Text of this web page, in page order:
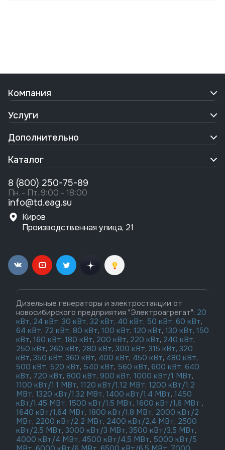
Компания
Услуги
Дополнительно
Каталог
8 (800) 250-75-89
Пн. - Пт. 9:00 - 18:00
info@td.eag.su
Киров
Производственная улица, 21
Дизельные генераторы и электростанции от
новосибирского предприятия "Электроагрегат": 20
кВт, 24 кВт, 30 кВт, 32 кВт, 40 кВт, 50 кВт, 60 кВт,
64 кВт, 72 кВт, 80 кВт, 100 кВт, 120 кВт, 130 кВт, 150
кВт, 160 кВт, 180 кВт, 200 кВт, 220 кВт, 240 кВт,
250 кВт, 260 кВт, 280 кВт, 300 кВт, 315 кВт, 320
кВт, 350 кВт, 360 кВт, 400 кВт, 450 кВт, 480 кВт,
500 кВт, 520 кВт, 540 кВт, 560 кВт, 600 кВт, 640
кВт, 720 кВт, 800 кВт, 900 кВт, 1000 кВт/1 МВт,
1100 кВт/1,1 МВт, 1120 кВт/1,12 МВт, 1200 кВт/1,2
МВт, 1320 кВт/1,32 МВт, 1400 кВт/1,4 МВт, 1450
кВт/1,45 МВт, 1500 кВт/1,5 МВт, 1600 кВт/1,6 МВт ,
1640 кВт/1,64 МВт, 1800 кВт/1,8 МВт, 2000 кВт/2
МВт, 2200 кВт/2,2 МВт, 2400 кВт/2,4 МВт, 2500
кВт/2,5 МВт, 3000 кВт/3 МВт, 3500 кВт/3,5 МВт,
4000 кВт/4 МВт, 4500 кВт/4,5 МВт, 5000 кВт/5